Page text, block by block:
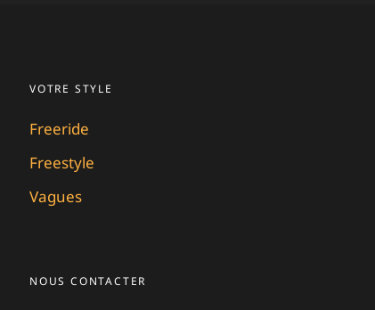
VOTRE STYLE
Freeride
Freestyle
Vagues
NOUS CONTACTER